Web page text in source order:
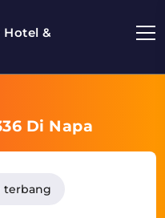
Hotel &
Di Napa
terbang